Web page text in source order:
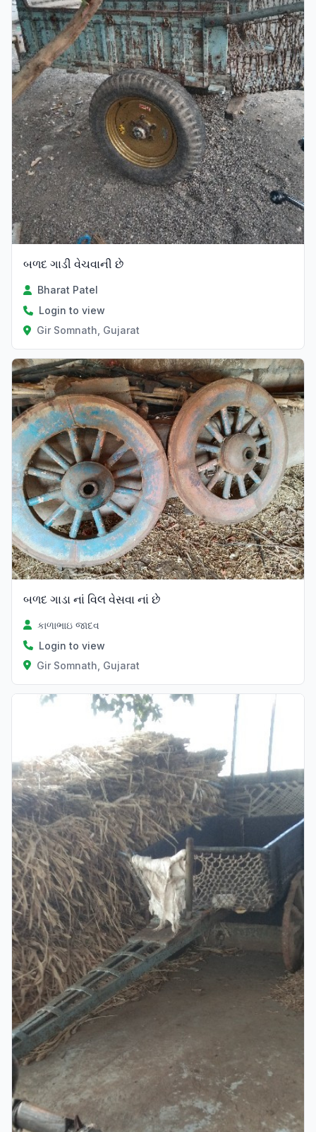
બળદ ગાડી વેચવાની છે
Bharat Patel
Login to view
Gir Somnath, Gujarat
બળદ ગાડા નાં વિલ વેસવા નાં છે
કાળાભાઇ જાદવ
Login to view
Gir Somnath, Gujarat